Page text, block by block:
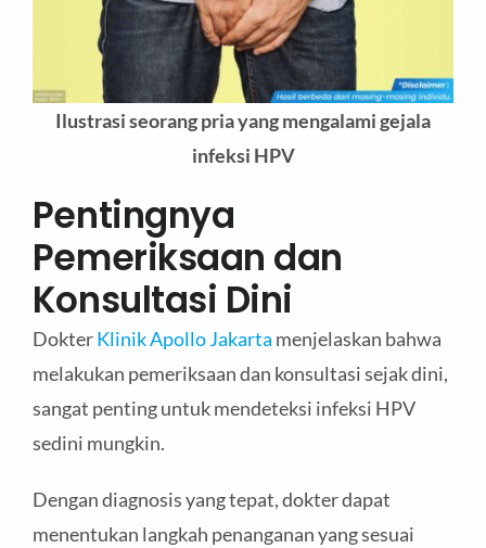
Ilustrasi seorang pria yang mengalami gejala
infeksi HPV
Pentingnya
Pemeriksaan dan
Konsultasi Dini
DokterKlinik Apollo Jakarta menjelaskan bahwa
melakukan pemeriksaan dan konsultasi sejak dini,
sangat penting untuk mendeteksi infeksi HPV
sedini mungkin.
Dengan diagnosis yang tepat, dokter dapat
menentukan langkah penanganan yang sesuai